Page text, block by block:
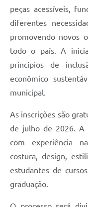
peças acessíveis,
diferentes
promovendo novos
todo o país. A
princípios de
econômico
municipal.
As inscrições são
de julho de 2026. A
com experiência
costura, design,
estudantes de
graduação.